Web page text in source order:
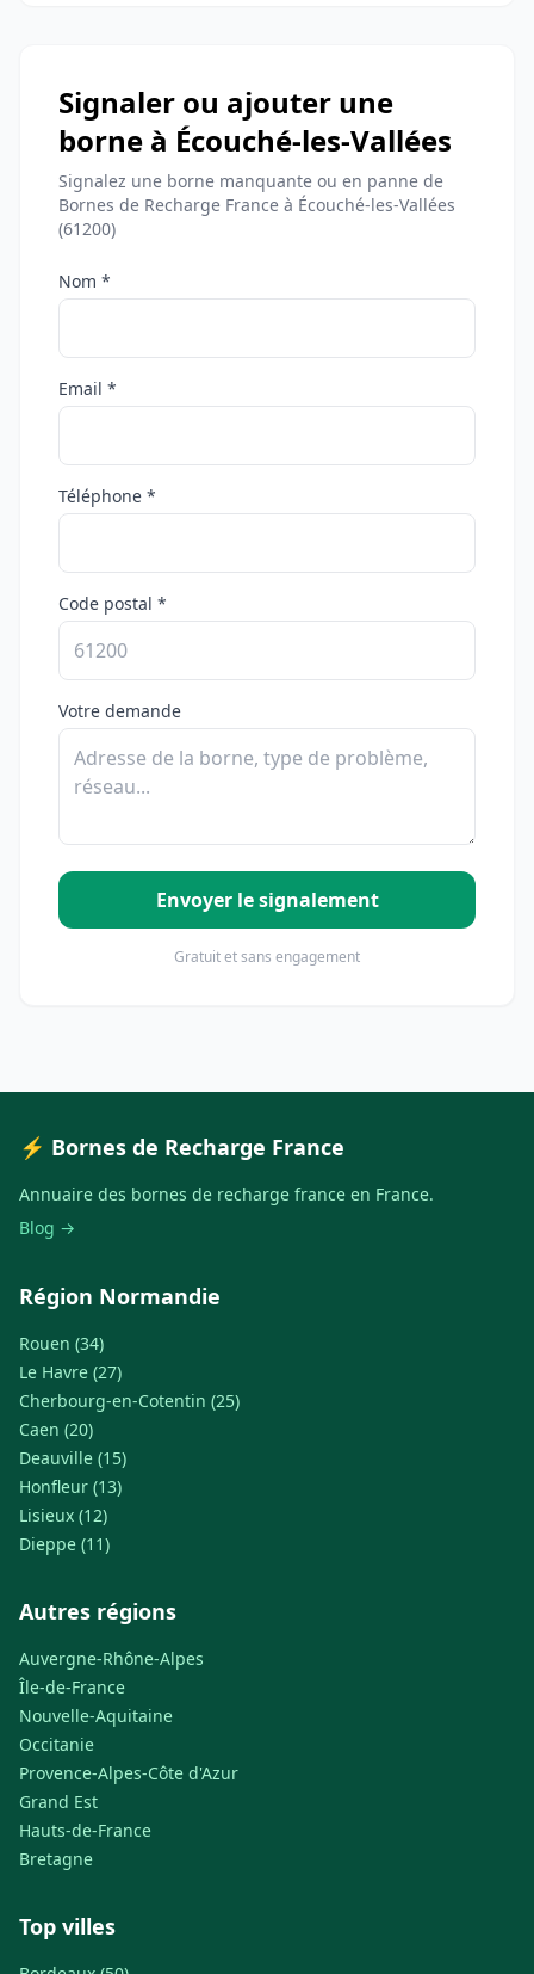
Signaler ou ajouter une
borne à Écouché-les-Vallées
Signalez une borne manquante ou en panne de
Bornes de Recharge France à Écouché-les-Vallées
(61200)
Nom *
Email *
Téléphone *
Code postal *
Votre demande
Envoyer le signalement
Gratuit et sans engagement
⚡ Bornes de Recharge France
Annuaire des bornes de recharge france en France.
Blog →
Région Normandie
Rouen (34)
Le Havre (27)
Cherbourg-en-Cotentin (25)
Caen (20)
Deauville (15)
Honfleur (13)
Lisieux (12)
Dieppe (11)
Autres régions
Auvergne-Rhône-Alpes
Île-de-France
Nouvelle-Aquitaine
Occitanie
Provence-Alpes-Côte d'Azur
Grand Est
Hauts-de-France
Bretagne
Top villes